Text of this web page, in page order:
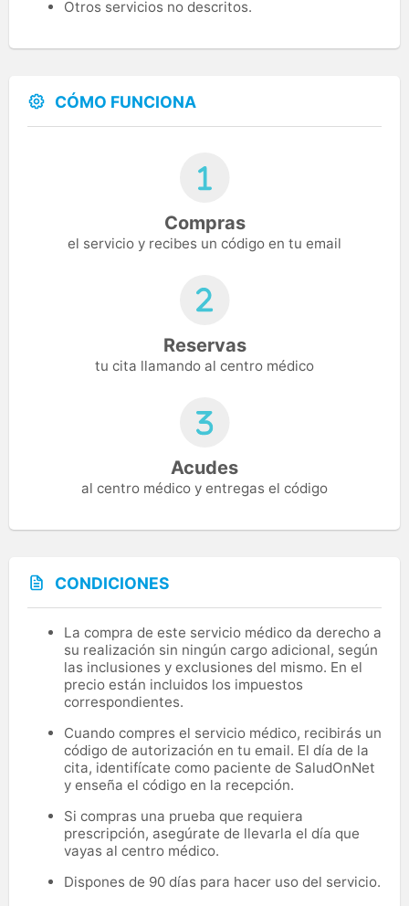
Otros servicios no descritos.
CÓMO FUNCIONA
Compras
el servicio y recibes un código en tu email
Reservas
tu cita llamando al centro médico
Acudes
al centro médico y entregas el código
CONDICIONES
La compra de este servicio médico da derecho a
su realización sin ningún cargo adicional, según
las inclusiones y exclusiones del mismo. En el
precio están incluidos los impuestos
correspondientes.
Cuando compres el servicio médico, recibirás un
código de autorización en tu email. El día de la
cita, identifícate como paciente de SaludOnNet
y enseña el código en la recepción.
Si compras una prueba que requiera
prescripción, asegúrate de llevarla el día que
vayas al centro médico.
Dispones de 90 días para hacer uso del servicio.